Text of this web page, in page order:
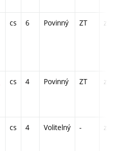
cs 6 Povinný ZT zá,zk
cs 4 Povinný ZT zá,zk
cs 4 Volitelný - zá